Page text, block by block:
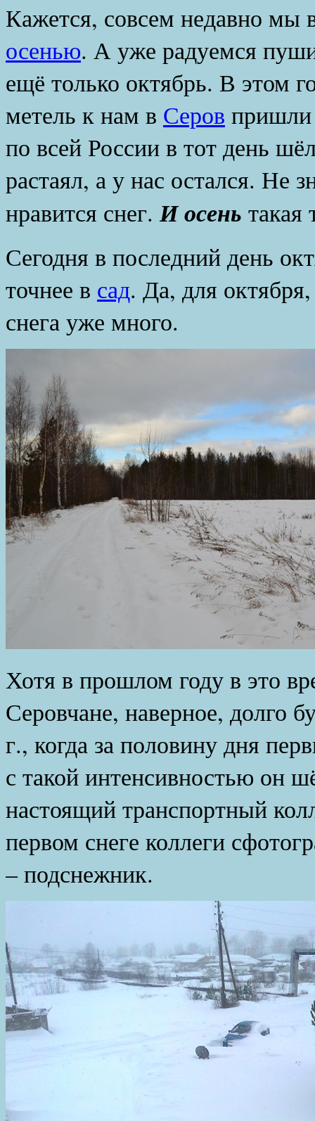
Кажется, совсем недавно мы
осенью. А уже радуемся
ещё только октябрь. В этом
метель к нам в Серов пришли
по всей России в тот день
растаял, а у нас остался. Не
нравится снег.И осень такая
Сегодня в последний день
точнее в сад. Да, для
снега уже много.
Хотя в прошлом году в это
Серовчане, наверное, долго
г., когда за половину дня
с такой интенсивностью он
настоящий транспортный
первом снеге коллеги
– подснежник.